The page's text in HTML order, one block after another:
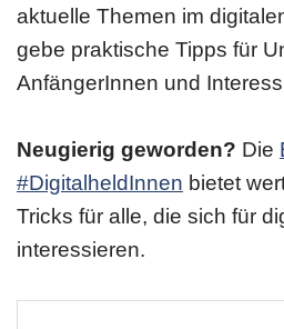
aktuelle Themen im
gebe praktische Tipps für
AnfängerInnen und
Neugierig geworden? Die
#DigitalheldInnen bietet
Tricks für alle, die sich für
interessieren.